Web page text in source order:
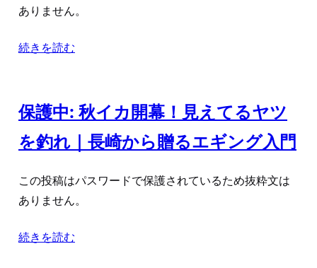
ありません。
続きを読む
保護中: 秋イカ開幕！見えてるヤツ
を釣れ｜長崎から贈るエギング入門
この投稿はパスワードで保護されているため抜粋文は
ありません。
続きを読む